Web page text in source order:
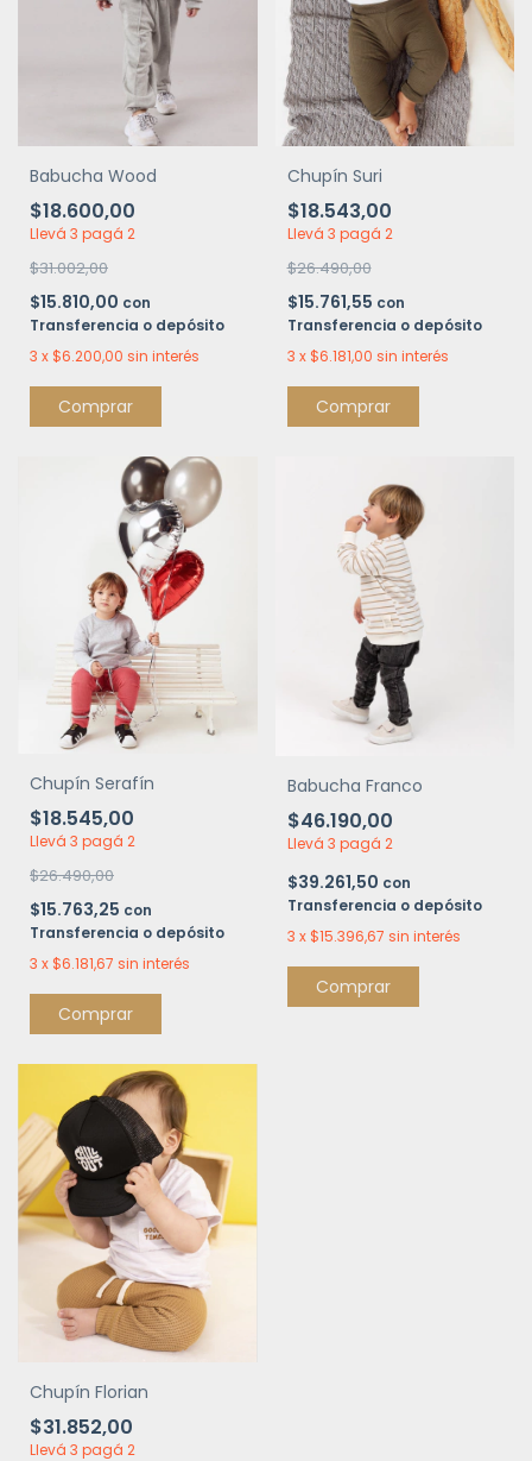
Babucha Wood
$18.600,00
Llevá 3 pagá 2
$31.002,00
$15.810,00 con
Transferencia o depósito
3 x $6.200,00 sin interés
Comprar
Chupín Suri
$18.543,00
Llevá 3 pagá 2
$26.490,00
$15.761,55 con
Transferencia o depósito
3 x $6.181,00 sin interés
Comprar
Chupín Serafín
$18.545,00
Llevá 3 pagá 2
$26.490,00
$15.763,25 con
Transferencia o depósito
3 x $6.181,67 sin interés
Comprar
Babucha Franco
$46.190,00
Llevá 3 pagá 2
$39.261,50 con
Transferencia o depósito
3 x $15.396,67 sin interés
Comprar
Chupín Florian
$31.852,00
Llevá 3 pagá 2